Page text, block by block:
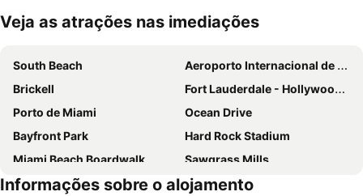
Ampliar mapa
Veja as atrações nas imediações
South Beach
Aeroporto Internacional de Miami
Brickell
Fort Lauderdale - Hollywood International Airport
Porto de Miami
Ocean Drive
Bayfront Park
Hard Rock Stadium
Miami Beach Boardwalk
Sawgrass Mills
Lincoln Road
Dolphin Mall
Informações sobre o alojamento